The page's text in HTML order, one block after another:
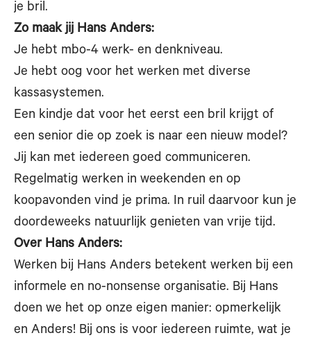
je bril.
Zo maak jij Hans Anders:
Je hebt mbo-4 werk- en denkniveau.
Je hebt oog voor het werken met diverse
kassasystemen.
Een kindje dat voor het eerst een bril krijgt of
een senior die op zoek is naar een nieuw model?
Jij kan met iedereen goed communiceren.
Regelmatig werken in weekenden en op
koopavonden vind je prima. In ruil daarvoor kun je
doordeweeks natuurlijk genieten van vrije tijd.
Over Hans Anders:
Werken bij Hans Anders betekent werken bij een
informele en no-nonsense organisatie. Bij Hans
doen we het op onze eigen manier: opmerkelijk
en Anders! Bij ons is voor iedereen ruimte, wat je